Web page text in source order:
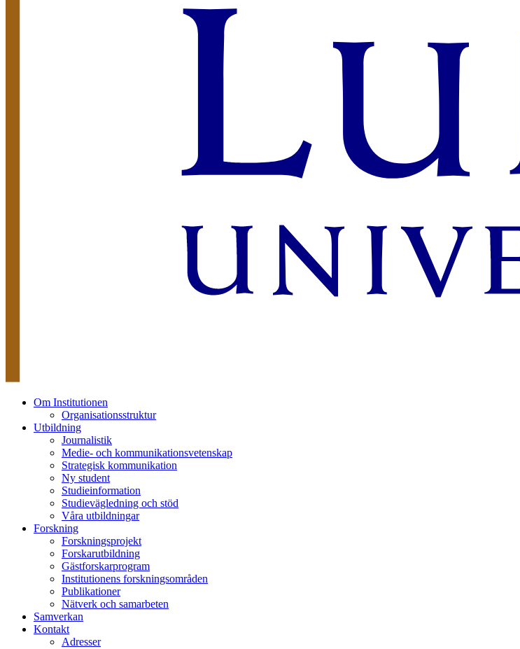
Om Institutionen
Organisationsstruktur
Utbildning
Journalistik
Medie- och kommunikationsvetenskap
Strategisk kommunikation
Ny student
Studieinformation
Studievägledning och stöd
Våra utbildningar
Forskning
Forskningsprojekt
Forskarutbildning
Gästforskarprogram
Institutionens forskningsområden
Publikationer
Nätverk och samarbeten
Samverkan
Kontakt
Adresser